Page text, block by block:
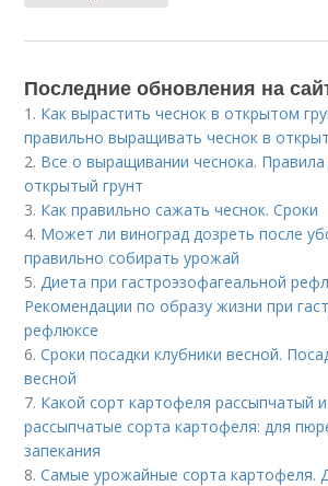
Последние обновления на
1. Как вырастить чеснок в открытом
правильно выращивать чеснок в
2. Все о выращивании чеснока. Правила
открытый грунт
3. Как правильно сажать чеснок. Сроки
4. Может ли виноград дозреть после
правильно собирать урожай
5. Диета при гастроэзофагеальной
Рекомендации по образу жизни при
рефлюксе
6.Сроки посадки клубники весной.
весной
7. Какой сорт картофеля рассыпчатый
рассыпчатые сорта картофеля: для
запекания
8.Самые урожайные сорта картофеля.